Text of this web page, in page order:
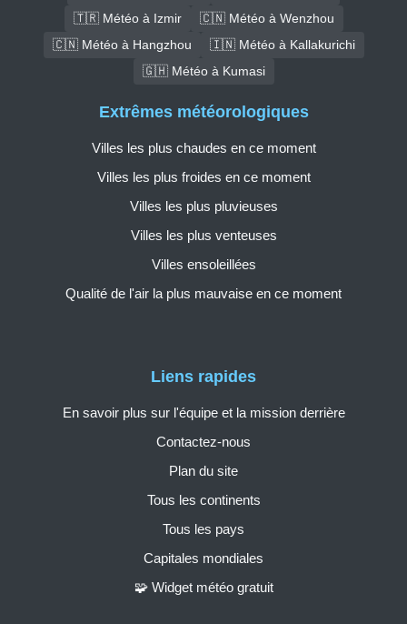
🇹🇷 Météo à Izmir
🇨🇳 Météo à Wenzhou
🇨🇳 Météo à Hangzhou
🇮🇳 Météo à Kallakurichi
🇬🇭 Météo à Kumasi
Liens rapides
En savoir plus sur l'équipe et la mission derrière
Contactez-nous
Plan du site
Tous les continents
Tous les pays
Capitales mondiales
🧩 Widget météo gratuit
Extrêmes météorologiques
Villes les plus chaudes en ce moment
Villes les plus froides en ce moment
Villes les plus pluvieuses
Villes les plus venteuses
Villes ensoleillées
Qualité de l'air la plus mauvaise en ce moment